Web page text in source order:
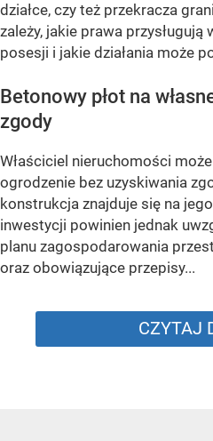
działce, czy też przekracza
zależy, jakie prawa przysługują
posesji i jakie działania może
Betonowy płot na
zgody
Właściciel nieruchomości
ogrodzenie bez uzyskiwania
konstrukcja znajduje się na
inwestycji powinien jednak
planu zagospodarowania
oraz obowiązujące przepisy...
CZYTAJ